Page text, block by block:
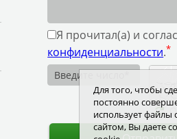
Я прочитал(а) и
конфиденциальности.*
Для того, чтобы
постоянно
использует файлы
сайтом, Вы даете